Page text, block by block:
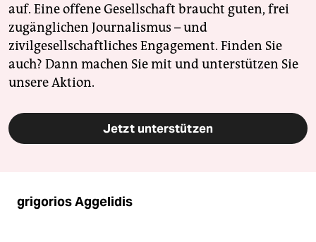
auf. Eine offene Gesellschaft braucht guten, frei
zugänglichen Journalismus – und
zivilgesellschaftliches Engagement. Finden Sie
auch? Dann machen Sie mit und unterstützen Sie
unsere Aktion.
Jetzt unterstützen
grigorios Aggelidis